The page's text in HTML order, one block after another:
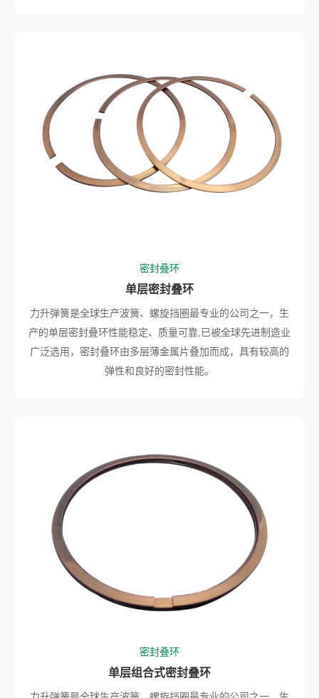
密封叠环
单层密封叠环
力升弹簧是全球生产波簧、螺旋挡圈最专业的公司之一，生
产的单层密封叠环性能稳定、质量可靠,已被全球先进制造业
广泛选用，密封叠环由多层薄金属片叠加而成，具有较高的
弹性和良好的密封性能。
密封叠环
单层组合式密封叠环